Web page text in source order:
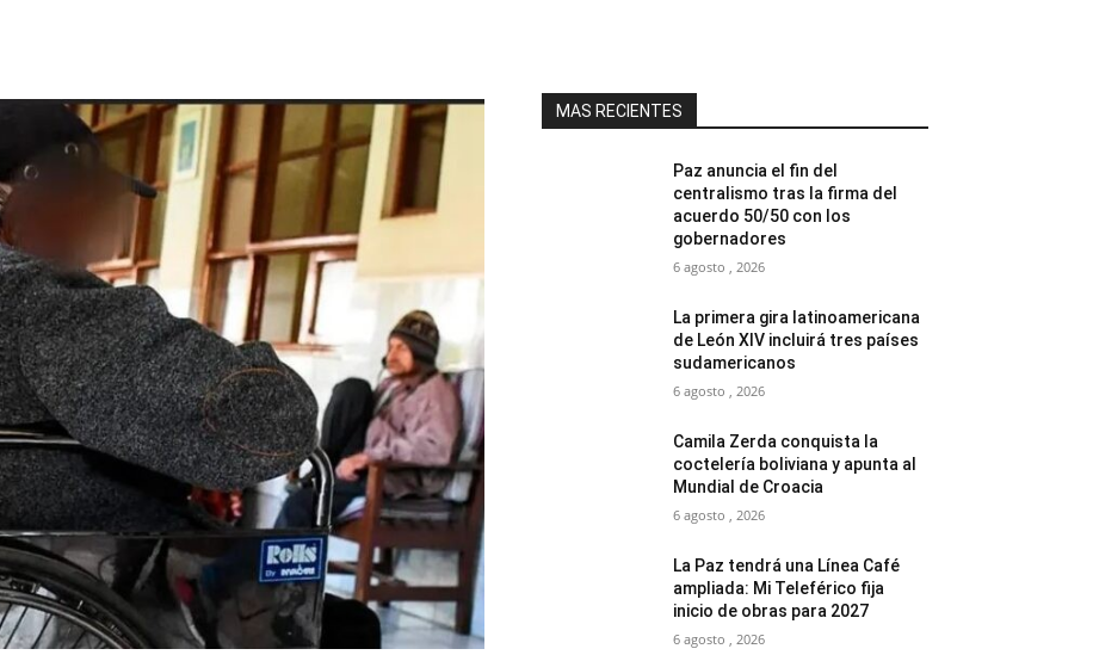
MAS RECIENTES
Paz anuncia el fin del
centralismo tras la firma del
acuerdo 50/50 con los
gobernadores
6 agosto , 2026
La primera gira latinoamericana
de León XIV incluirá tres países
sudamericanos
6 agosto , 2026
Camila Zerda conquista la
coctelería boliviana y apunta al
Mundial de Croacia
6 agosto , 2026
La Paz tendrá una Línea Café
ampliada: Mi Teleférico fija
inicio de obras para 2027
6 agosto , 2026